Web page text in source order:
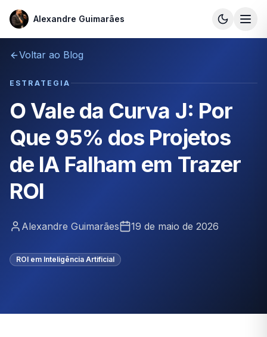
Alexandre Guimarães
Alexandre Guimarães
Voltar ao Blog
ESTRATEGIA
O Vale da Curva J: Por
Que 95% dos Projetos
de IA Falham em Trazer
ROI
Alexandre Guimarães 19 de maio de 2026
ROI em Inteligência Artificial